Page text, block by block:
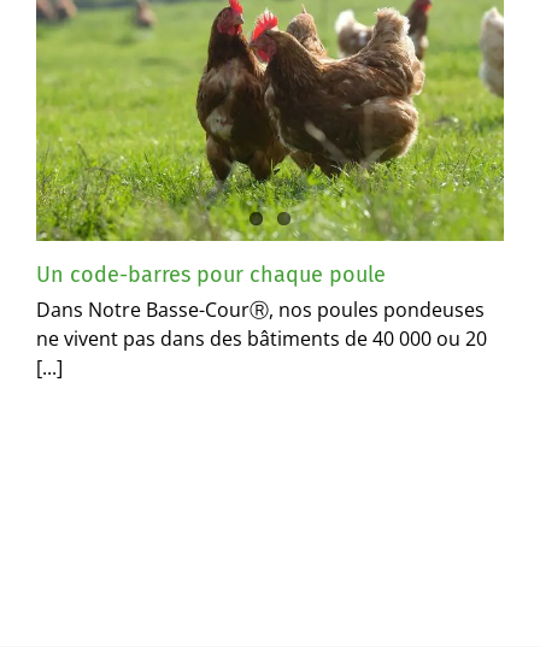
Un code-barres pour chaque poule
Dans Notre Basse-CourⓇ, nos poules pondeuses
ne vivent pas dans des bâtiments de 40 000 ou 20
[...]